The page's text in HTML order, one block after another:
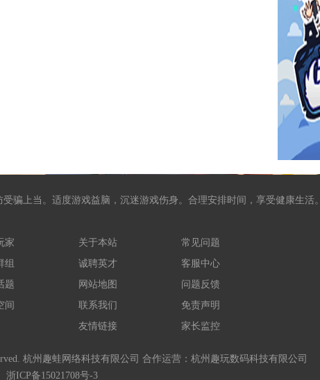
骗上当。适度游戏益脑，沉迷游戏伤身。合理安排时间，享受健康生活。
家
组
题
间
关于本站
诚聘英才
网站地图
联系我们
友情链接
常见问题
客服中心
问题反馈
免责声明
家长监控
杭州趣蛙网络科技有限公司 合作运营：杭州趣玩数码科技有限公司
浙ICP备15021708号-3